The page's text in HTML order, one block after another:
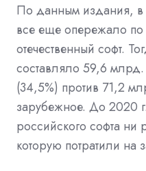
По данным издания, в
все еще опережало по
отечественный софт.
составляло 59,6
(34,5%) против 71,2
зарубежное. До 2020
российского софта
которую потратили на